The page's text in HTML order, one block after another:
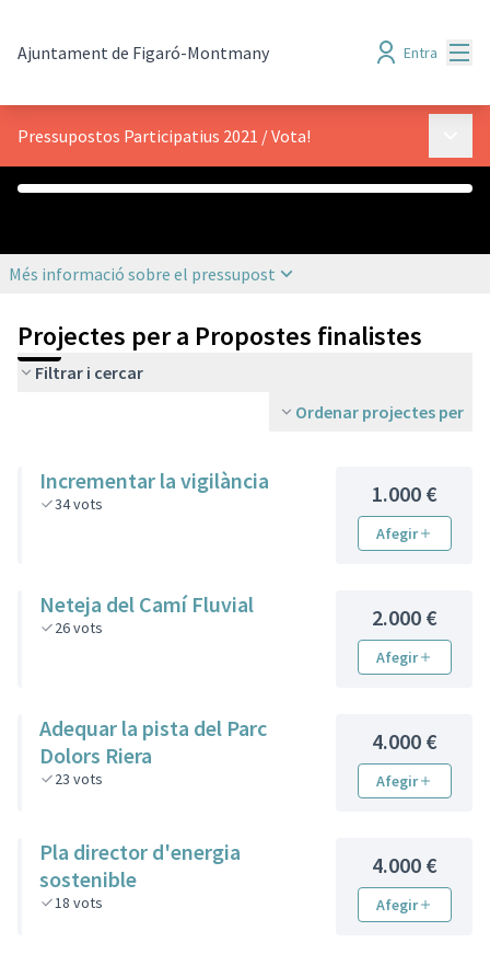
Ajuntament de Figaró-Montmany Entra
Pressupostos Participatius 2021 /Vota!
Més informació sobre el pressupost
Projectes per a Propostes finalistes
Filtrar i cercar
Ordenar projectes per
Incrementar la vigilància
34vots 1.000 €
Afegir
Neteja del Camí Fluvial
26vots 2.000 €
Afegir
Adequar la pista del Parc
Dolors Riera
23 vots
4.000 €
Afegir
Pla director d'energia
sostenible
18 vots
4.000 €
Afegir